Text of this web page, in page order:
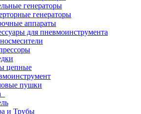
генераторы
генераторы
аппараты
для пневмоинструмента
цепные
пушки
и Трубы